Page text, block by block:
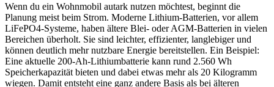
Wenn du ein Wohnmobil autark nutzen möchtest, beginnt die
Planung meist beim Strom. Moderne Lithium-Batterien, vor allem
LiFePO4-Systeme, haben ältere Blei- oder AGM-Batterien in vielen
Bereichen überholt. Sie sind leichter, effizienter, langlebiger und
können deutlich mehr nutzbare Energie bereitstellen. Ein Beispiel:
Eine aktuelle 200-Ah-Lithiumbatterie kann rund 2.560 Wh
Speicherkapazität bieten und dabei etwas mehr als 20 Kilogramm
wiegen. Damit entsteht eine ganz andere Basis als bei älteren